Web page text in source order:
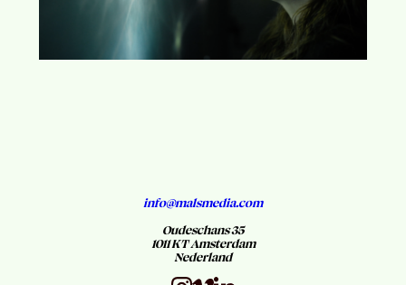
info@malsmedia.com
Oudeschans 35
1011 KT Amsterdam
Nederland